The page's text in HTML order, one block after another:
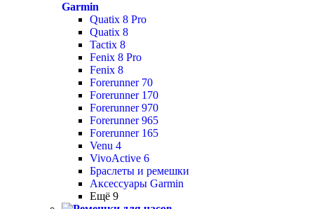
Garmin
Quatix 8 Pro
Quatix 8
Tactix 8
Fenix 8 Pro
Fenix 8
Forerunner 70
Forerunner 170
Forerunner 970
Forerunner 965
Forerunner 165
Venu 4
VivoActive 6
Браслеты и ремешки
Аксессуары Garmin
Ещё 9